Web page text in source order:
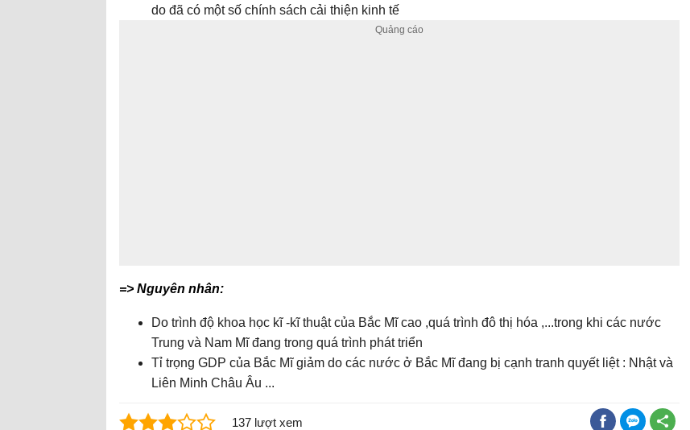
do đã có một số chính sách cải thiện kinh tế
=> Nguyên nhân:
Do trình độ khoa học kĩ -kĩ thuật của Bắc Mĩ cao ,quá trình đô thị hóa ,...trong khi các nước
Trung và Nam Mĩ đang trong quá trình phát triển
Tỉ trọng GDP của Bắc Mĩ giảm do các nước ở Bắc Mĩ đang bị cạnh tranh quyết liệt : Nhật và
Liên Minh Châu Âu ...
137 lượt xem